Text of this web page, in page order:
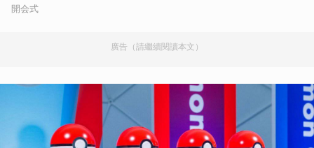
開会式
廣告（請繼續閱讀本文）